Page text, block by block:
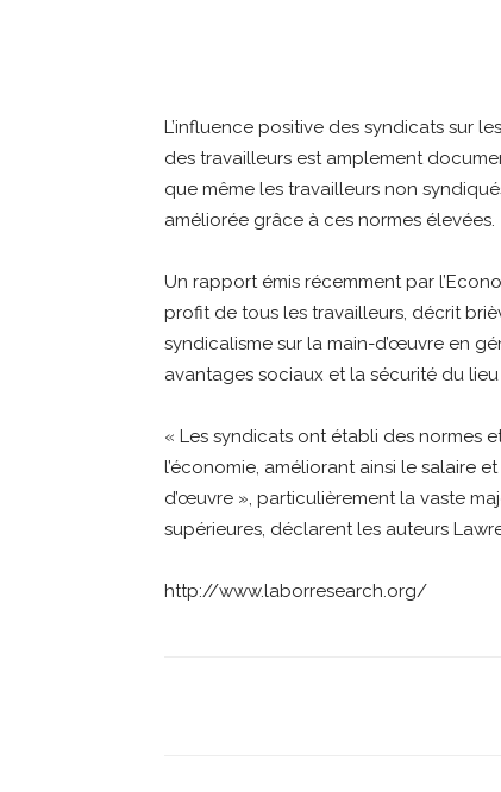
L’influence positive des syndicats sur
des travailleurs est amplement
que même les travailleurs non
améliorée grâce à ces normes élevées.
Un rapport émis récemment par
profit de tous les travailleurs, décrit
syndicalisme sur la main-d’œuvre en
avantages sociaux et la sécurité du
« Les syndicats ont établi des normes
l’économie, améliorant ainsi le salaire
d’œuvre », particulièrement la vaste
supérieures, déclarent les auteurs
http://www.laborresearch.org/